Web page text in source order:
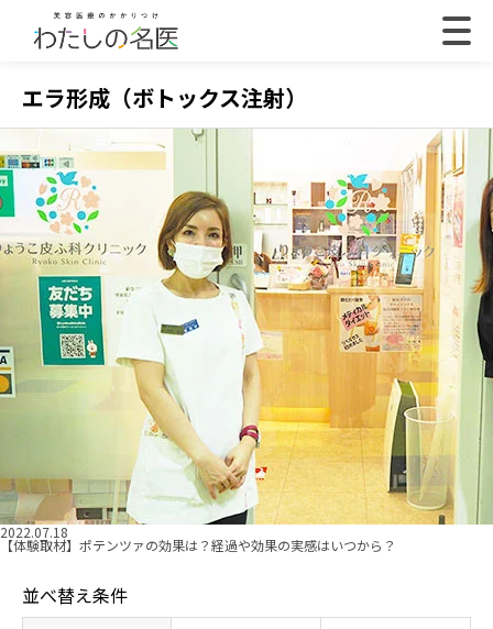
エラ形成（ボトックス注射）
2022.07.18
【体験取材】ポテンツァの効果は？経過や効果の実感はいつから？
並べ替え条件